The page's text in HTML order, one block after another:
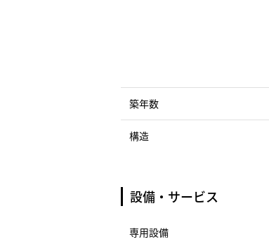
築年数
構造
設備・サービス
専用設備